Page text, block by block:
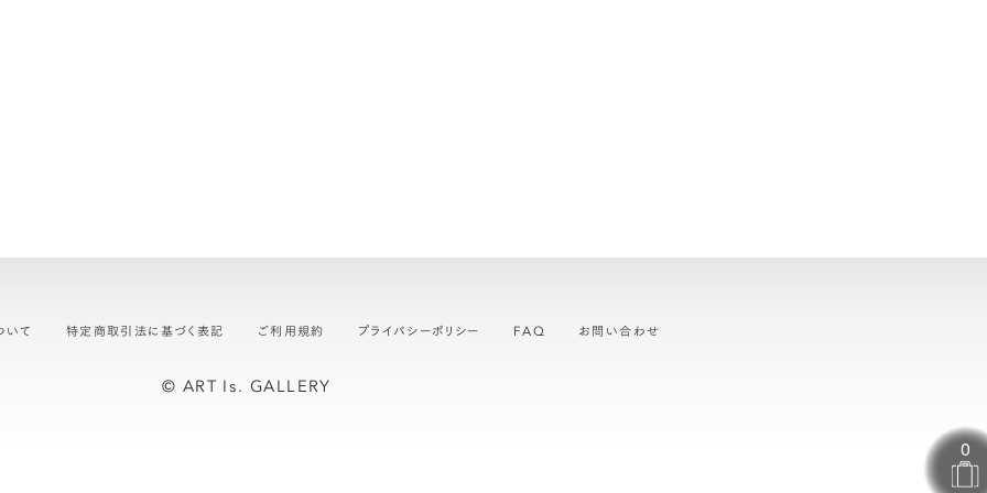
いて 特定商取引法に基づく表記 ご利用規約 プライバシーポリシー FAQ お問い合わせ
© ART Is. GALLERY